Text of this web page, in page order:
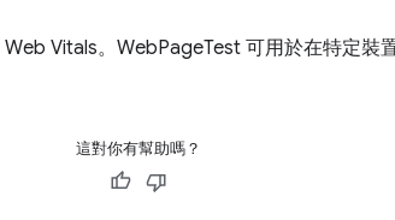
Vitals。WebPageTest 可用於在特定裝
這對你有幫助嗎？